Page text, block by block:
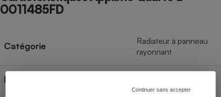
Continuer sans accepter
0011485FD
Catégorie
Radiateur à panneau
rayonnant
Largeur